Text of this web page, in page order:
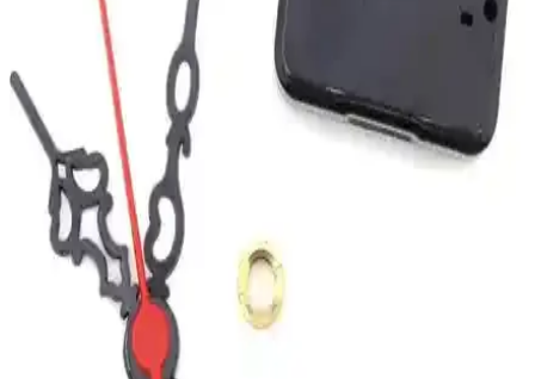
Saban Çap 27cm bronz el dekoratif cam duvar saati, estetik ve
dayanıklı tasarımıyla ev ve ofis dekorasyonunuza şıklık katıyor,
sessiz çalışmasıyla kullanım konforu sunuyor.
Apricity Renkli Daire Beton Duvar Saati Modern ve
Dayanıklı Tasarım Özellikleriyle
Apricity'nin el işçiliğiyle hazırlanan beton duvar saati, renkli ve
modern tasarımıyla odalara şıklık ve hareket getirir, uzun ömürlü
kullanım sağlar.
Dekoratif Cam Duvar Saati Yapay Güllerle Şıklık ve
Fonksiyon Bir Arada
27cm çapında, yapay güllerle süslenmiş dekoratif cam duvar saati,
yüksek kaliteli malzeme ve sessiz mekanizmasıyla iç mekanlara